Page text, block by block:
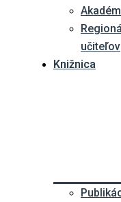
učiteľov
Knižnica